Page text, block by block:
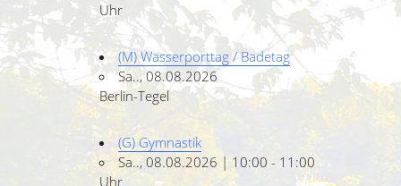
Uhr
(M) Wasserporttag / Badetag
Sa.., 08.08.2026
Berlin-Tegel
(G) Gymnastik
Sa.., 08.08.2026 | 10:00 - 11:00
Uhr